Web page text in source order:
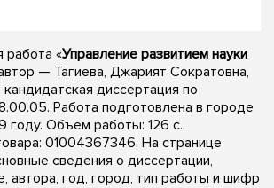
работа «Управление развитием науки
— Тагиева, Джарият Сократовна,
кандидатская диссертация по
Работа подготовлена в городе
году. Объем работы: 126 с..
01004367346. На странице
сведения о диссертации,
автора, год, город, тип работы и шифр